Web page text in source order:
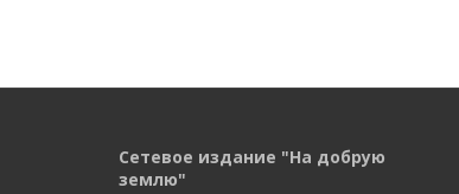
Сетевое издание "На добрую
землю"